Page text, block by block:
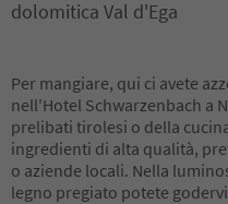
dolomitica Val d'Ega
Per mangiare, qui ci avete
nell'Hotel Schwarzenbach a
prelibati tirolesi o della
ingredienti di alta qualità,
o aziende locali. Nella
legno pregiato potete